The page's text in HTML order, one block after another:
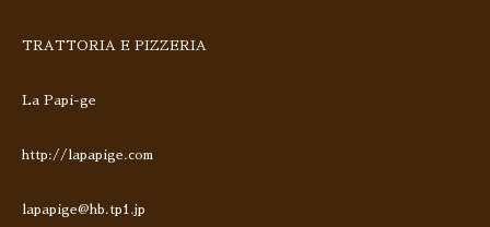
TRATTORIA E PIZZERIA
La Papi-ge
http://lapapige.com
lapapige@hb.tp1.jp